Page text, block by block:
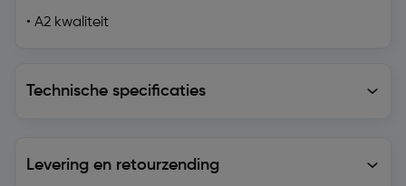
• A2 kwaliteit
Technische specificaties
Levering en retourzending